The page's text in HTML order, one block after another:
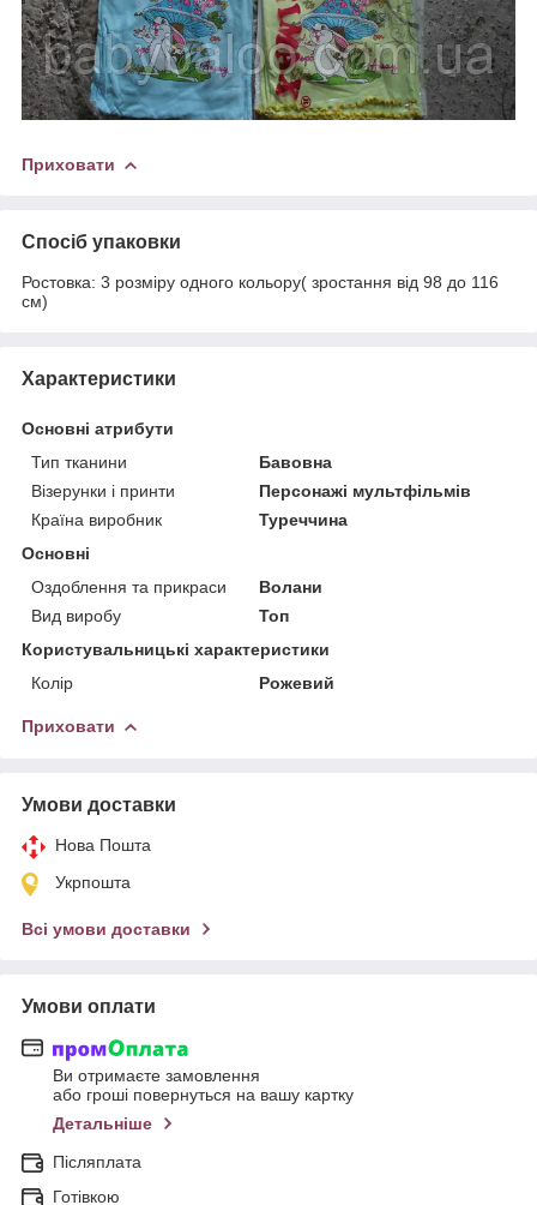
Приховати
Спосіб упаковки
Ростовка: 3 розміру одного кольору( зростання від 98 до 116
см)
Характеристики
Основні атрибути
Тип тканини
Бавовна
Візерунки і принти
Персонажі мультфільмів
Країна виробник
Туреччина
Основні
Оздоблення та прикраси
Волани
Вид виробу
Топ
Користувальницькі характеристики
Колір
Рожевий
Приховати
Умови доставки
Нова Пошта
Укрпошта
Всі умови доставки
Умови оплати
Ви отримаєте замовлення
або гроші повернуться на вашу картку
Детальніше
Післяплата
Готівкою